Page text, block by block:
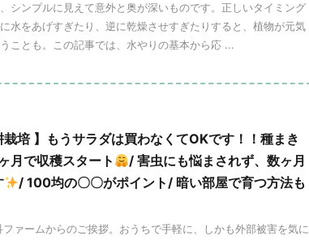
シンプルに見えて意外と奥が深いものです。正しいタイミング
水をあげすぎたり、逆に乾燥させすぎたりすると、植物が元気
ことも。この記事では、水やりの基本から応 ...
栽培 】もうサラダは買わなくてOKです！！種まき
月で収穫スタート
/ 害虫にも悩まされず、数ヶ月
/ 100均の〇〇がポイント/ 暗い部屋で育つ方法も
ァームからのご挨拶。おうちで手軽に、しかも外部被害を気に